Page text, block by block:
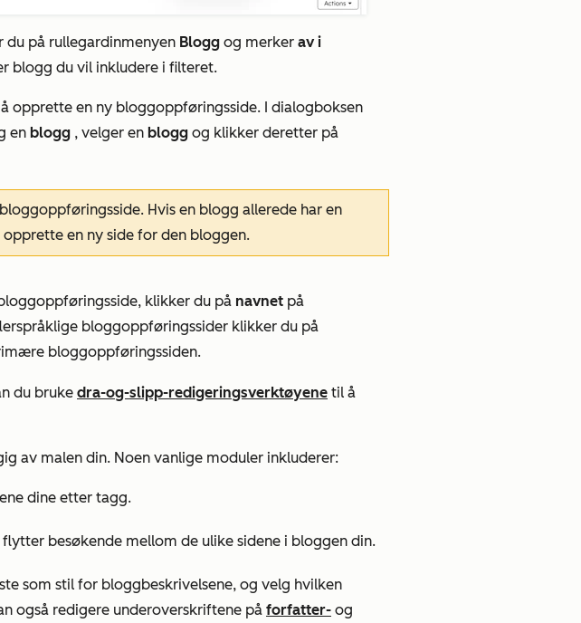
på rullegardinmenyen Blogg og merker av i
blogg du vil inkludere i filteret.
opprette en ny bloggoppføringsside. I dialogboksen
en blogg , velger en blogg og klikker deretter på
Hvis en blogg allerede har en
en ny side for den bloggen.
klikker du på navnet på
bloggoppføringssider klikker du på
bloggoppføringssiden.
du bruke dra-og-slipp-redigeringsverktøyene til å
av malen din. Noen vanlige moduler inkluderer:
dine etter tagg.
besøkende mellom de ulike sidene i bloggen din.
som stil for bloggbeskrivelsene, og velg hvilken
også redigere underoverskriftene på forfatter- og